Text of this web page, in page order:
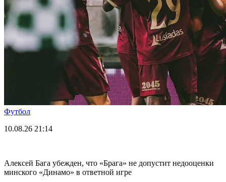
Футбол
10.08.26 21:14
Алексей Бага убежден, что «Брага» не допустит недооценки
минского «Динамо» в ответной игре